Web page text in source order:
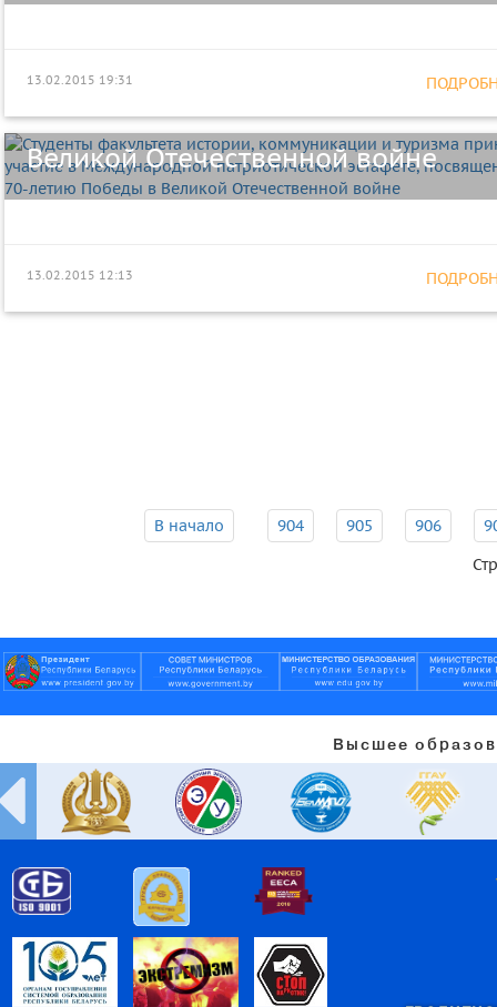
13.02.2015 19:31
коммуникации и туризма приняли
патриотической эстафете,
посвященной 70-летию Победы в
Великой Отечественной войне
13.02.2015 12:13
В начало 904 905 906
Высшее